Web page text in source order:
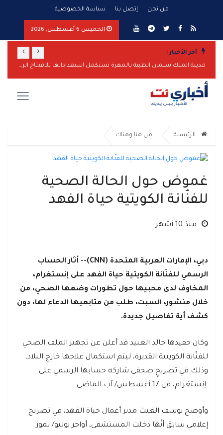
من نحن إتصل بنا سياسة الخصوصية
الخميس 6 أغسطس, 2026
آخر الأخبار :
مدينة الملك سلمان الطبية بالمهرة تستكمل استعداداتها للافتتاح الرسمي
‹
›
الرئيسية من هنا وهناك
غموض حول الحالة الصحية
للفنّانة الكويتية حياة الفهد
منذ 10 أشهر
دبي، الإمارات العربية المتحدة (CNN)-- أثار الحساب
الرسمي للفنّانة الكويتية حياة الفهد على إنستغرام،
المخاوف لدى محبيها حول تطورات وضعها الصحي، من
خلال منشور، السبت، طلب من متابعيها الدعاء لها، دون
كشف أية تفاصيل جديدة.
وكان حفيدها خالد العبيد قد أعلن عن تجهيز الملف الصحي
للفنّانة الكويتية القديرة، ليتم استكمال علاجها خارج البلاد،
وذلك في تصريحٍ صحفي شاركه حسابها الرسمي على
إنستغرام، في 17 أغسطس/ آب الماضي.
وأوضح يوسف الغيث مدير أعمال حياة الفهد، في تصريح
إعلامي سابق أنّها دخلت المستشفى، أواخر يوليو/ تموز